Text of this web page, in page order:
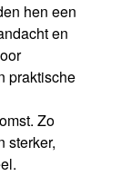
hen een
en
praktische
Zo
sterker,